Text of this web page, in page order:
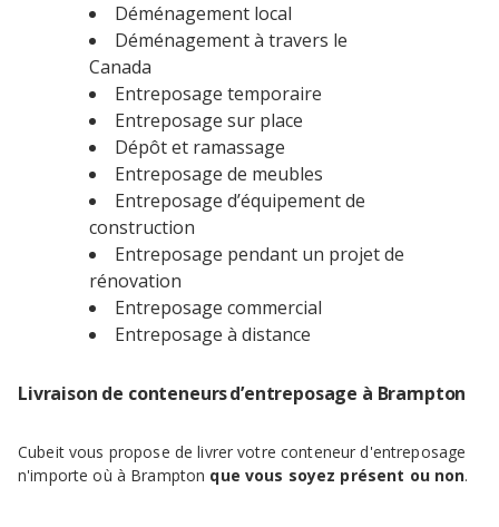
Déménagement local
Déménagement à travers le
Canada
Entreposage temporaire
Entreposage sur place
Dépôt et ramassage
Entreposage de meubles
Entreposage d’équipement de
construction
Entreposage pendant un projet de
rénovation
Entreposage commercial
Entreposage à distance
Livraison de conteneurs d’entreposage à Brampton
Cubeit vous propose de livrer votre conteneur d'entreposage
n'importe où à Brampton que vous soyez présent ou non.